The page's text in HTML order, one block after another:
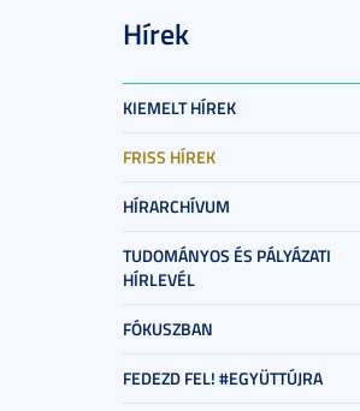
Hírek
KIEMELT HÍREK
FRISS HÍREK
HÍRARCHÍVUM
TUDOMÁNYOS ÉS PÁLYÁZATI
HÍRLEVÉL
FÓKUSZBAN
FEDEZD FEL! #EGYÜTTÚJRA